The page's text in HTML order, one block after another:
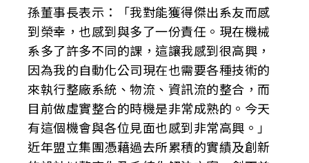
孫董事長表示：「我對能獲得傑出系友而感
到榮幸，也感到與多了一份責任。現在機械
系多了許多不同的課，這讓我感到很高興，
因為我的自動化公司現在也需要各種技術的
來執行整廠系統、物流、資訊流的整合，而
目前做虛實整合的時機是非常成熟的。今天
有這個機會與各位見面也感到非常高興。」
近年盟立集團憑藉過去所累積的實績及創新